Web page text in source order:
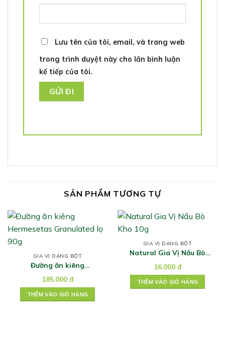
Lưu tên của tôi, email, và trang web
trong trình duyệt này cho lần bình luận
kế tiếp của tôi.
SẢN PHẨM TƯƠNG TỰ
GIA VỊ DẠNG BỘT
Đường ăn kiêng
lọ 90g
185.000 đ
THÊM VÀO GIỎ HÀNG
GIA VỊ DẠNG BỘT
Natural Gia Vị Nấu Bò
16.000 đ
THÊM VÀO GIỎ HÀNG